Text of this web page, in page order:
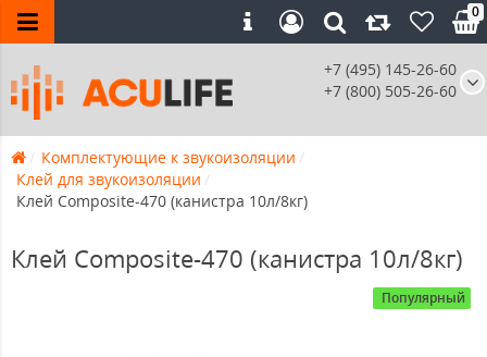
+7 (495) 145-26-60
+7 (800) 505-26-60
0
Комплектующие к звукоизоляции
Клей для звукоизоляции
Клей Composite-470 (канистра 10л/8кг)
Клей Composite-470 (канистра 10л/8кг)
Популярный